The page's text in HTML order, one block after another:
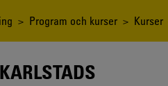
> Program och kurser > Kurser
KARLSTADS